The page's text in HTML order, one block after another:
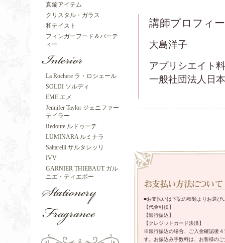
真鍮アイテム
クリスタル・ガラス
和テイスト
フィンガーフード＆パーテ
ィー
La Rochere ラ・ロシェール
SOLDI ソルディ
EME エメ
Jennifer Taylor ジェニファー
テイラー
Redoute ルドゥーテ
LUMINARA ルミナラ
Saltarelli サルタレッリ
IVV
GARNIER THIEBAUT ガル
ニエ・ティエボー
講師プロフィ
大島洋子
アプリシエイト
一般社団法人日
■お支払いは下記の種類よりお選び
【代金引換】
【銀行振込】
【クレジットカード決済】
※銀行振込の場合、ご入金確認後
す。お振込み手数料は、お客様の